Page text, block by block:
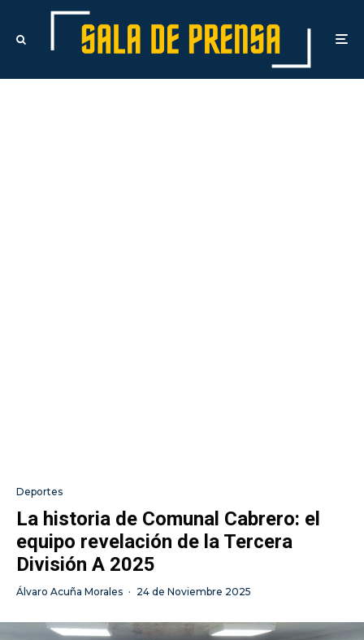
Deportes
La historia de Comunal Cabrero: el
equipo revelación de la Tercera
División A 2025
Álvaro Acuña Morales · 24 de Noviembre 2025